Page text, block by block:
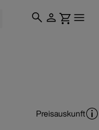
Preisauskunft